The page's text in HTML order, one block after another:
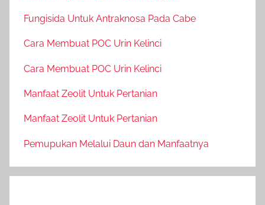
Fungisida Untuk Antraknosa Pada Cabe
Cara Membuat POC Urin Kelinci
Cara Membuat POC Urin Kelinci
Manfaat Zeolit Untuk Pertanian
Manfaat Zeolit Untuk Pertanian
Pemupukan Melalui Daun dan Manfaatnya